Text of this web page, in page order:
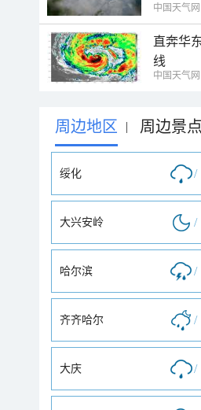
中国天气网
直奔华
线
中国天气网
周边地区 | 周边景点
绥化 /
大兴安岭 /
哈尔滨 /
齐齐哈尔 /
大庆 /